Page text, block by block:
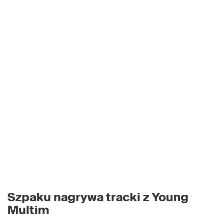
Szpaku nagrywa tracki z Young
Multim